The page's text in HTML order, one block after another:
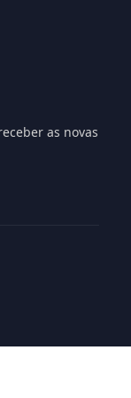
as novas